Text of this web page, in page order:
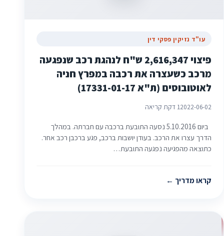
עו"ד נזיקין פסקי דין
פיצוי 2,616,347 ש"ח לנהגת רכב שנפגעה
מרכב כשעצרה את רכבה במפרץ חניה
לאוטובוסים (ת"א 17331-01-17)
2022-06-021 דקת קריאה
ביום 5.10.2016 נסעה התובעת ברכבה עם חברתה. במהלך
הדרך עצרו את הרכב. בעודן יושבות ברכב, פגע ברכבן רכב אחר.
כתוצאה מהפגיעה נפגעה התובעת…
קראו מדריך